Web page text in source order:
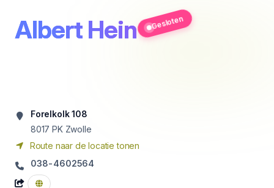
Albert Hein Gesloten
Forelkolk 108
8017 PK Zwolle
Route naar de locatie tonen
038-4602564